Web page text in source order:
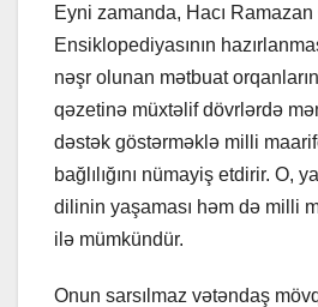
Eyni zamanda, Hacı
Ensiklopediyasının
nəşr olunan mətbuat
qəzetinə müxtəlif dövrlərdə
dəstək göstərməklə milli
bağlılığını nümayiş etdirir. O,
dilinin yaşaması həm də milli
ilə mümkündür.
Onun sarsılmaz vətəndaş